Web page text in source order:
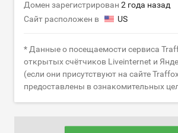
Домен зарегистрирован 2 года назад
Сайт расположен в
US
* Данные о посещаемости сервиса
открытых счётчиков Liveinternet и
(если они присутствуют на сайте
предоставлены в ознакомительных